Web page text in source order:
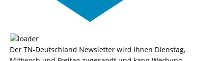
Der TN-Deutschland Newsletter wird Ihnen Dienstag,